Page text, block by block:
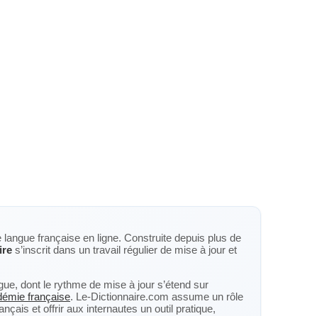
française en ligne. Construite depuis plus de
s’inscrit dans un travail régulier de mise à jour et
dont le rythme de mise à jour s’étend sur
française. Le-Dictionnaire.com assume un rôle
et offrir aux internautes un outil pratique,